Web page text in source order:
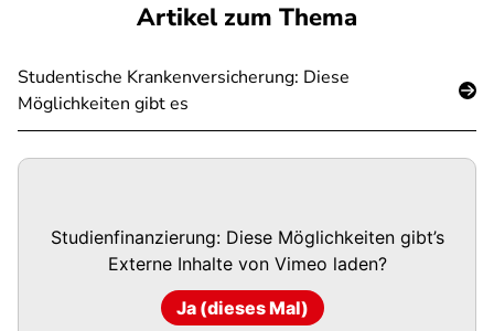
Artikel zum Thema
Studentische Krankenversicherung: Diese
Möglichkeiten gibt es
Studienfinanzierung: Diese Möglichkeiten gibt’s
Externe Inhalte von Vimeo laden?
Ja (dieses Mal)